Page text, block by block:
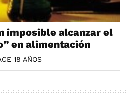
imposible alcanzar el
en alimentación
18 AÑOS